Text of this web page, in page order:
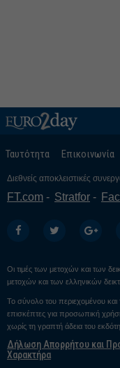
Ταυτότητα Επικοινωνία
Διεθνείς αποκλειστικές
FT.com Stratfor
Οι τιμές των μετοχών και των
μετοχών και των ελληνικών
Το σύνολο του περιεχομένου και
επισκέπτες για προσωπική
χωρίς τη γραπτή άδεια του εκδότη.
Δήλωση Απορρήτου και
Χαρακτήρα